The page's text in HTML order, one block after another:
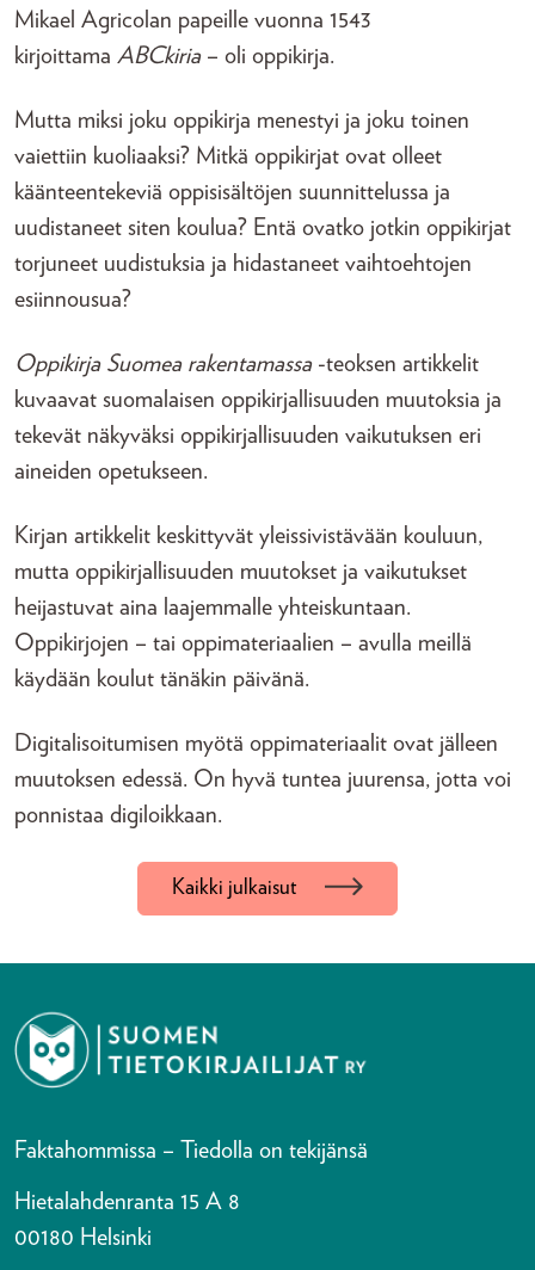
Mikael Agricolan papeille vuonna 1543
kirjoittama ABCkiria– oli oppikirja.
Mutta miksi joku oppikirja menestyi ja joku toinen
vaiettiin kuoliaaksi? Mitkä oppikirjat ovat olleet
käänteentekeviä oppisisältöjen suunnittelussa ja
uudistaneet siten koulua? Entä ovatko jotkin oppikirjat
torjuneet uudistuksia ja hidastaneet vaihtoehtojen
esiinnousua?
Oppikirja Suomea rakentamassa-teoksen artikkelit
kuvaavat suomalaisen oppikirjallisuuden muutoksia ja
tekevät näkyväksi oppikirjallisuuden vaikutuksen eri
aineiden opetukseen.
Kirjan artikkelit keskittyvät yleissivistävään kouluun,
mutta oppikirjallisuuden muutokset ja vaikutukset
heijastuvat aina laajemmalle yhteiskuntaan.
Oppikirjojen – tai oppimateriaalien – avulla meillä
käydään koulut tänäkin päivänä.
Digitalisoitumisen myötä oppimateriaalit ovat jälleen
muutoksen edessä. On hyvä tuntea juurensa, jotta voi
ponnistaa digiloikkaan.
Kaikki julkaisut
Faktahommissa – Tiedolla on tekijänsä
Hietalahdenranta 15 A 8
00180 Helsinki